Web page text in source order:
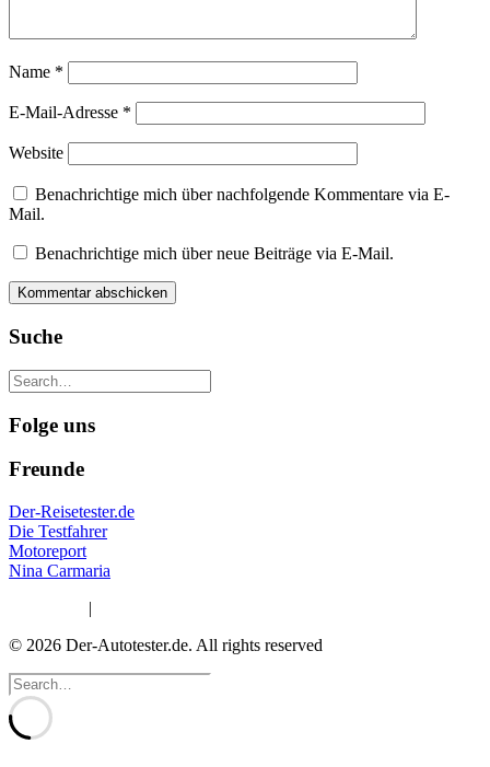
Name *
E-Mail-Adresse *
Website
Benachrichtige mich über nachfolgende Kommentare via E-
Mail.
Benachrichtige mich über neue Beiträge via E-Mail.
Suche
Folge uns
Freunde
Der-Reisetester.de
Die Testfahrer
Motoreport
Nina Carmaria
|
© 2026 Der-Autotester.de. All rights reserved